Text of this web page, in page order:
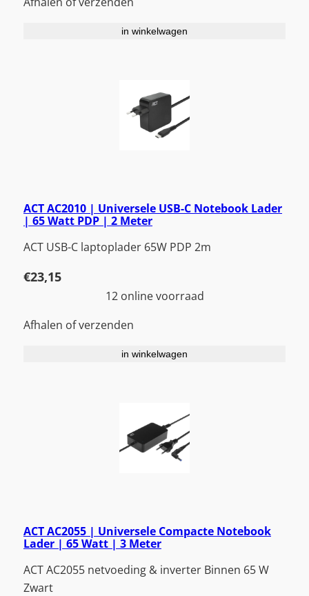
in winkelwagen
ACT AC2010 | Universele USB-C Notebook Lader
| 65 Watt PDP | 2 Meter
ACT USB-C laptoplader 65W PDP 2m
€23,15
12 online voorraad
Afhalen of verzenden
in winkelwagen
ACT AC2055 | Universele Compacte Notebook
Lader | 65 Watt | 3 Meter
ACT AC2055 netvoeding & inverter Binnen 65 W
Zwart